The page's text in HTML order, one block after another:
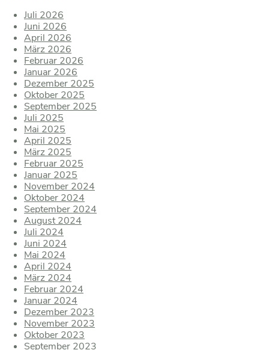
Juli 2026
Juni 2026
April 2026
März 2026
Februar 2026
Januar 2026
Dezember 2025
Oktober 2025
September 2025
Juli 2025
Mai 2025
April 2025
März 2025
Februar 2025
Januar 2025
November 2024
Oktober 2024
September 2024
August 2024
Juli 2024
Juni 2024
Mai 2024
April 2024
März 2024
Februar 2024
Januar 2024
Dezember 2023
November 2023
Oktober 2023
September 2023